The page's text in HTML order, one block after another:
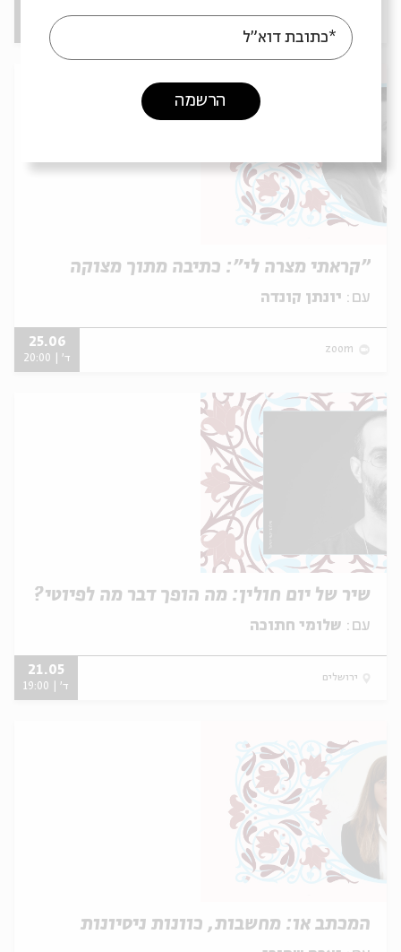
ירושלים
ד' | 19:00
"קראתי מצרה לי": כתיבה מתוך מצוקה
עם: יונתן קונדה
zoom
25.06
ד' | 20:00
שיר של יום חולין: מה הופך דבר מה לפיוטי?
עם: שלומי חתוכה
ירושלים
21.05
ד' | 19:00
המכתב או: מחשבות, כוונות ניסיונות
*כתובת דוא"ל
הרשמה